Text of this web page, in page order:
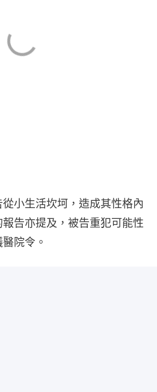
小生活坎坷，造成其性格內
告亦提及，被告重犯可能性
院令。